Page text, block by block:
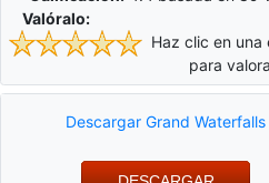
Valóralo:
Haz clic en una
para
Descargar Grand Waterfalls